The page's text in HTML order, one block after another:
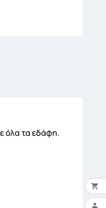
όλα τα εδάφη.

